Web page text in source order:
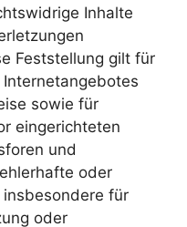
Inhalte
Feststellung gilt für
sowie für
eingerichteten
und
oder
für
oder